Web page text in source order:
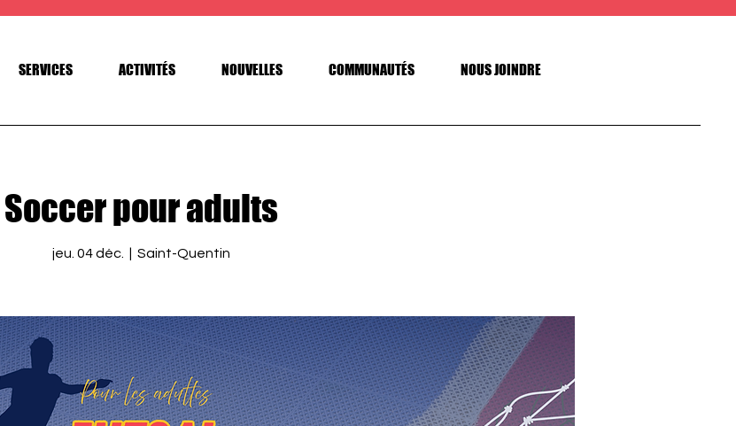
SERVICES ACTIVITÉS NOUVELLES COMMUNAUTÉS NOUS JOINDRE
Soccer pour adults
jeu. 04 déc. Saint-Quentin